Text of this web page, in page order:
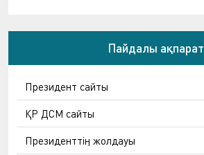
Пайдалы ақпарат
Президент сайты
ҚР ДСМ сайты
Президенттің жолдауы